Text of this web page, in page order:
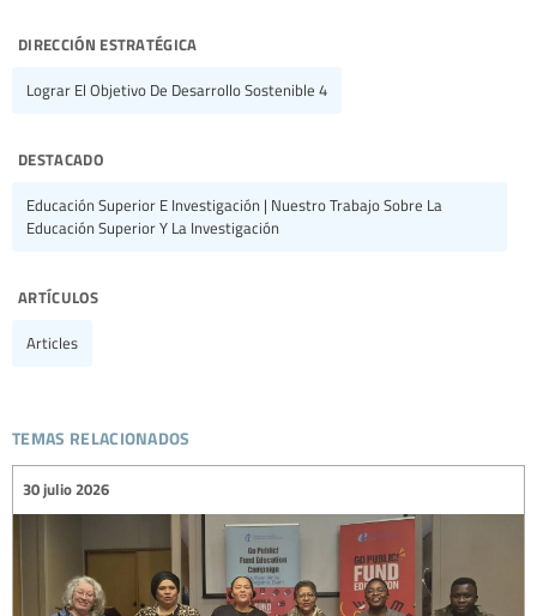
dirección estratégica
Lograr El Objetivo De Desarrollo Sostenible 4
destacado
Educación Superior E Investigación | Nuestro Trabajo Sobre La
Educación Superior Y La Investigación
artículos
Articles
temas relacionados
30 julio 2026